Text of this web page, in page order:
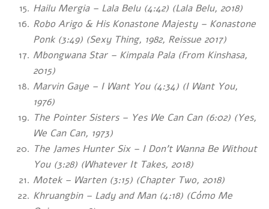
Hailu Mergia – Lala Belu (4:42) (Lala Belu, 2018)
Robo Arigo & His Konastone Majesty – Konastone
Ponk (3:49) (Sexy Thing, 1982, Reissue 2017)
Mbongwana Star – Kimpala Pala (From Kinshasa,
2015)
Marvin Gaye – I Want You (4:34) (I Want You,
1976)
The Pointer Sisters – Yes We Can Can (6:02) (Yes,
We Can Can, 1973)
The James Hunter Six – I Don’t Wanna Be Without
You (3:28) (Whatever It Takes, 2018)
Motek – Warten (3:15) (Chapter Two, 2018)
Khruangbin – Lady and Man (4:18) (Cómo Me